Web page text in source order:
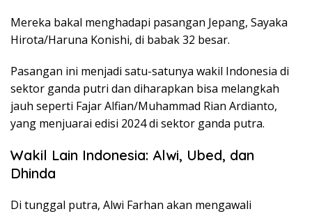
Mereka bakal menghadapi pasangan Jepang, Sayaka
Hirota/Haruna Konishi, di babak 32 besar.
Pasangan ini menjadi satu-satunya wakil Indonesia di
sektor ganda putri dan diharapkan bisa melangkah
jauh seperti Fajar Alfian/Muhammad Rian Ardianto,
yang menjuarai edisi 2024 di sektor ganda putra.
Wakil Lain Indonesia: Alwi, Ubed, dan
Dhinda
Di tunggal putra, Alwi Farhan akan mengawali